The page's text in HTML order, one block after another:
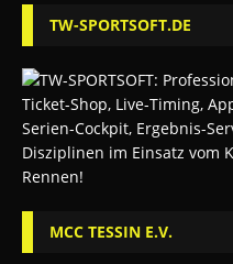
TW-SPORTSOFT.DE
MCC TESSIN E.V.